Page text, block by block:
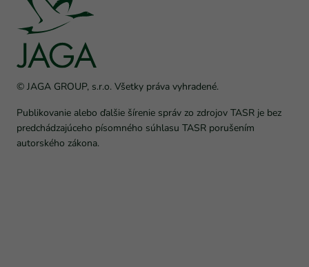
© JAGA GROUP, s.r.o. Všetky práva vyhradené.
Publikovanie alebo ďalšie šírenie správ zo zdrojov TASR je bez
predchádzajúceho písomného súhlasu TASR porušením
autorského zákona.